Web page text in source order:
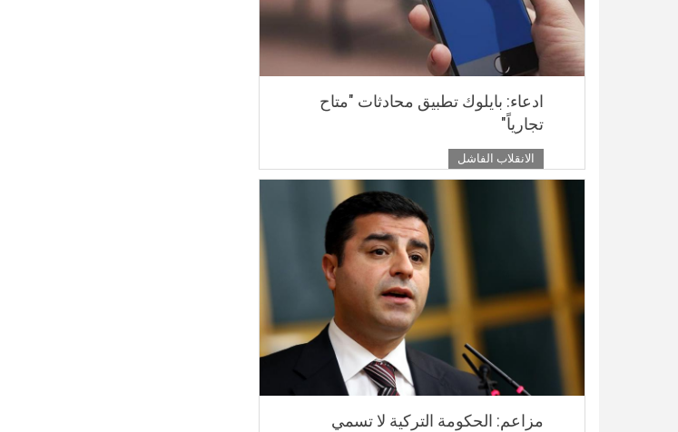
ادعاء: بايلوك تطبيق محادثات "متاح
تجارياً"
الانقلاب الفاشل
مزاعم: الحكومة التركية لا تسمي